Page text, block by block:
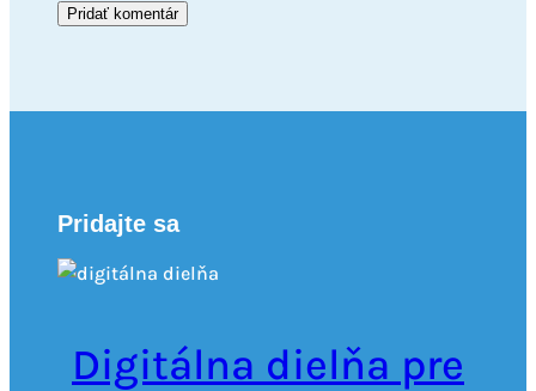
Pridajte sa
Digitálna dielňa pre